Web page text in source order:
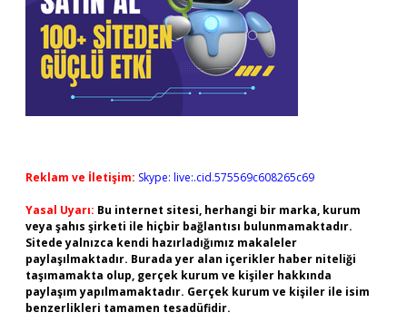
Reklam ve İletişim: Skype: live:.cid.575569c608265c69
Yasal Uyarı: Bu internet sitesi, herhangi bir marka, kurum
veya şahıs şirketi ile hiçbir bağlantısı bulunmamaktadır.
Sitede yalnızca kendi hazırladığımız makaleler
paylaşılmaktadır. Burada yer alan içerikler haber niteliği
taşımamakta olup, gerçek kurum ve kişiler hakkında
paylaşım yapılmamaktadır. Gerçek kurum ve kişiler ile isim
benzerlikleri tamamen tesadüfidir.